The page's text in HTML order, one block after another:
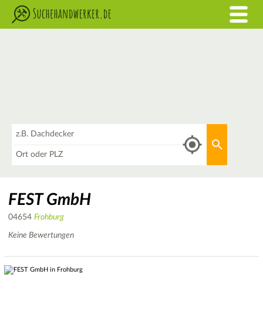
FEST GmbH
04654 Frohburg
Keine Bewertungen